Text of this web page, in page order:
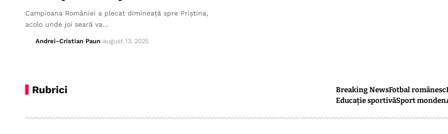
Campioana României a plecat dimineață spre Priștina,
acolo unde joi seară va…
Andrei-Cristian Paun august 13, 2025
Rubrici Breaking NewsFotbal românesc
Educație sportivăSport monden